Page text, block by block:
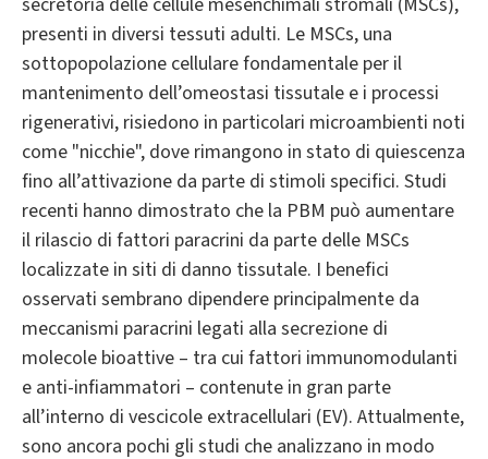
presenti in diversi tessuti adulti. Le MSCs, una
sottopopolazione cellulare fondamentale per il
mantenimento dell’omeostasi tissutale e i processi
rigenerativi, risiedono in particolari microambienti noti
come "nicchie", dove rimangono in stato di quiescenza
fino all’attivazione da parte di stimoli specifici. Studi
recenti hanno dimostrato che la PBM può aumentare
il rilascio di fattori paracrini da parte delle MSCs
localizzate in siti di danno tissutale. I benefici
osservati sembrano dipendere principalmente da
meccanismi paracrini legati alla secrezione di
molecole bioattive – tra cui fattori immunomodulanti
e anti-infiammatori – contenute in gran parte
all’interno di vescicole extracellulari (EV). Attualmente,
sono ancora pochi gli studi che analizzano in modo